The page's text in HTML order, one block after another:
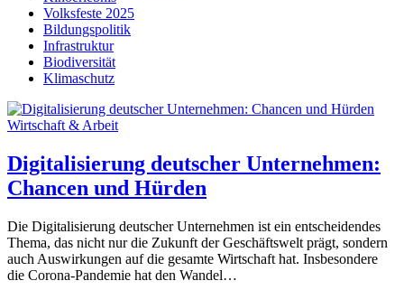
Volksfeste 2025
Bildungspolitik
Infrastruktur
Biodiversität
Klimaschutz
Wirtschaft & Arbeit
Digitalisierung deutscher Unternehmen:
Chancen und Hürden
Die Digitalisierung deutscher Unternehmen ist ein entscheidendes
Thema, das nicht nur die Zukunft der Geschäftswelt prägt, sondern
auch Auswirkungen auf die gesamte Wirtschaft hat. Insbesondere
die Corona-Pandemie hat den Wandel…